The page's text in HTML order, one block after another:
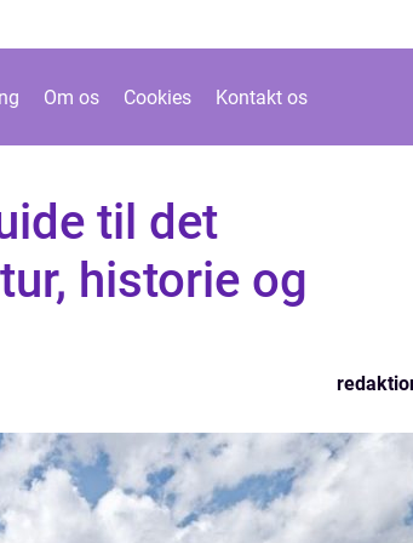
Om os Cookies Kontakt os
til det
historie og